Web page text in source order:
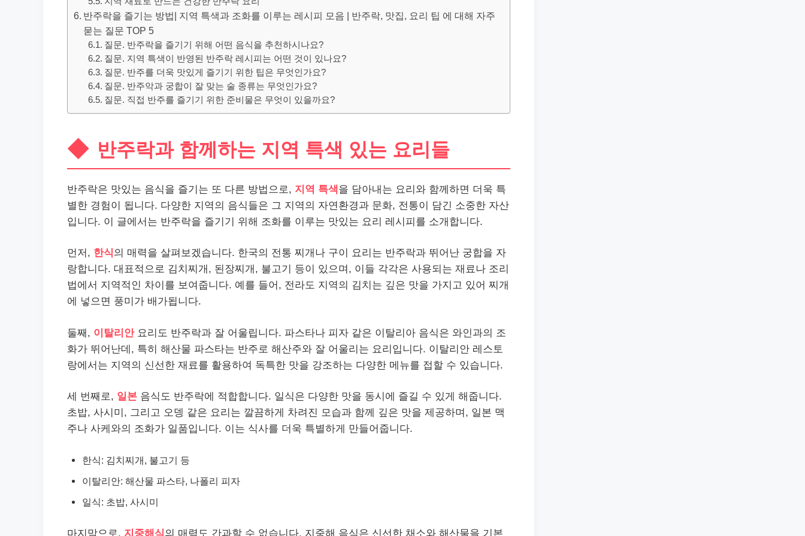
반주락을 즐기는 방법| 지역 특색과 조화를 이루는 레시피 모음 | 반주락, 맛집, 요리 팁 에 대해 자주
묻는 질문 TOP 5
질문. 반주락을 즐기기 위해 어떤 음식을 추천하시나요?
질문. 지역 특색이 반영된 반주락 레시피는 어떤 것이 있나요?
질문. 반주를 더욱 맛있게 즐기기 위한 팁은 무엇인가요?
질문. 반주악과 궁합이 잘 맞는 술 종류는 무엇인가요?
질문. 직접 반주를 즐기기 위한 준비물은 무엇이 있을까요?
반주락과 함께하는 지역 특색 있는 요리들
반주락은 맛있는 음식을 즐기는 또 다른 방법으로, 지역 특색을 담아내는 요리와 함께하면 더욱 특
별한 경험이 됩니다. 다양한 지역의 음식들은 그 지역의 자연환경과 문화, 전통이 담긴 소중한 자산
입니다. 이 글에서는 반주락을 즐기기 위해 조화를 이루는 맛있는 요리 레시피를 소개합니다.
먼저, 한식의 매력을 살펴보겠습니다. 한국의 전통 찌개나 구이 요리는 반주락과 뛰어난 궁합을 자
랑합니다. 대표적으로 김치찌개, 된장찌개, 불고기 등이 있으며, 이들 각각은 사용되는 재료나 조리
법에서 지역적인 차이를 보여줍니다. 예를 들어, 전라도 지역의 김치는 깊은 맛을 가지고 있어 찌개
에 넣으면 풍미가 배가됩니다.
둘째, 이탈리안요리도 반주락과 잘 어울립니다. 파스타나 피자 같은 이탈리아 음식은 와인과의 조
화가 뛰어난데, 특히 해산물 파스타는 반주로 해산주와 잘 어울리는 요리입니다. 이탈리안 레스토
랑에서는 지역의 신선한 재료를 활용하여 독특한 맛을 강조하는 다양한 메뉴를 접할 수 있습니다.
세 번째로, 일본 음식도 반주락에 적합합니다. 일식은 다양한 맛을 동시에 즐길 수 있게 해줍니다.
초밥, 사시미, 그리고 오뎅 같은 요리는 깔끔하게 차려진 모습과 함께 깊은 맛을 제공하며, 일본 맥
주나 사케와의 조화가 일품입니다. 이는 식사를 더욱 특별하게 만들어줍니다.
한식: 김치찌개, 불고기 등
이탈리안: 해산물 파스타, 나폴리 피자
일식: 초밥, 사시미
마지막으로, 지중해식의 매력도 간과할 수 없습니다. 지중해 음식은 신선한 채소와 해산물을 기본